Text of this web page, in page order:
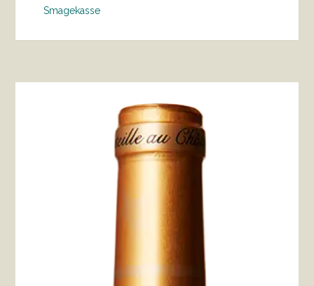
Smagekasse